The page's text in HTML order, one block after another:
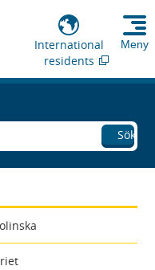
International
residents
Meny
Sök